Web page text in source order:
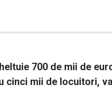
700 de mii de
cinci mii de locuitori,